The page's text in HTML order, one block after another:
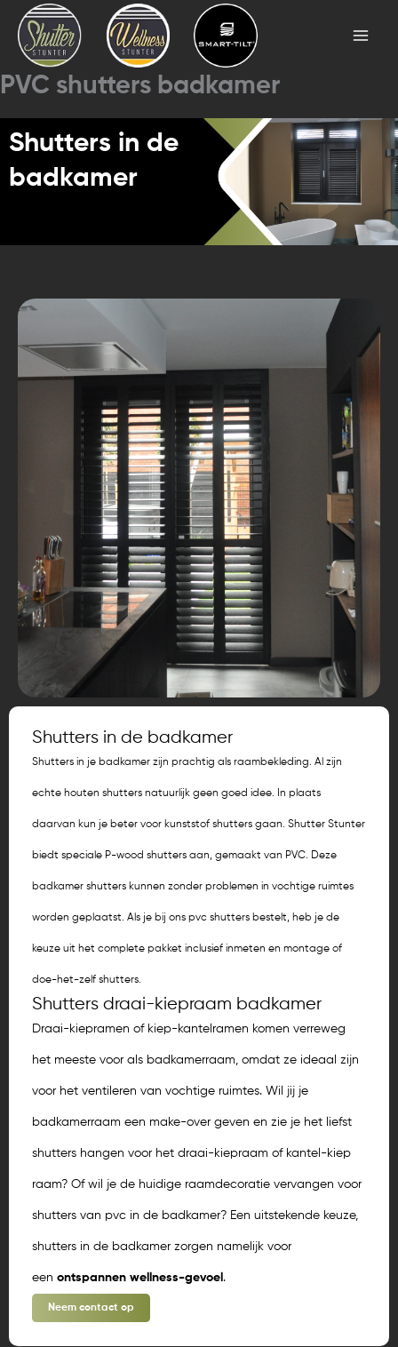
Skip
content
PVC shutters badkamer
Shutters in de
badkamer
Shutters in de badkamer
Shutters in je badkamer zijn prachtig als raambekleding. Al zijn
echte houten shutters natuurlijk geen goed idee. In plaats
daarvan kun je beter voor kunststof shutters gaan. Shutter Stunter
biedt speciale P-wood shutters aan, gemaakt van PVC. Deze
badkamer shutters kunnen zonder problemen in vochtige ruimtes
worden geplaatst. Als je bij ons pvc shutters bestelt, heb je de
keuze uit het complete pakket inclusief inmeten en montage of
doe-het-zelf shutters.
Shutters draai-kiepraam badkamer
Draai-kiepramen of kiep-kantelramen komen verreweg
het meeste voor als badkamerraam, omdat ze ideaal zijn
voor het ventileren van vochtige ruimtes. Wil jij je
badkamerraam een make-over geven en zie je het liefst
shutters hangen voor het draai-kiepraam of kantel-kiep
raam? Of wil je de huidige raamdecoratie vervangen voor
shutters van pvc in de badkamer? Een uitstekende keuze,
shutters in de badkamer zorgen namelijk voor
een ontspannen wellness-gevoel .
Neem contact op